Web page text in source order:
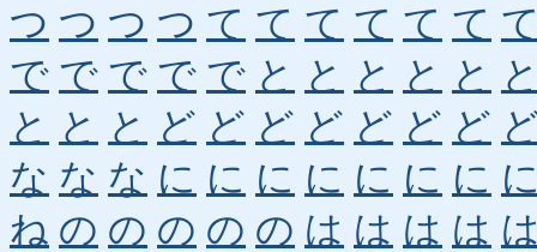
つ つ つ つ て て て て て て
で で で で で と と と と と
と と と ど ど ど ど ど ど ど
な な な に に に に に に に
ね の の の の の は は は は